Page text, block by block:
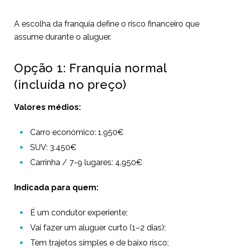
A escolha da franquia define o risco financeiro que
assume durante o aluguer.
Opção 1: Franquia normal
(incluída no preço)
Valores médios:
Carro económico: 1.950€
SUV: 3.450€
Carrinha / 7-9 lugares: 4.950€
Indicada para quem:
É um condutor experiente;
Vai fazer um aluguer curto (1–2 dias);
Tem trajetos simples e de baixo risco;